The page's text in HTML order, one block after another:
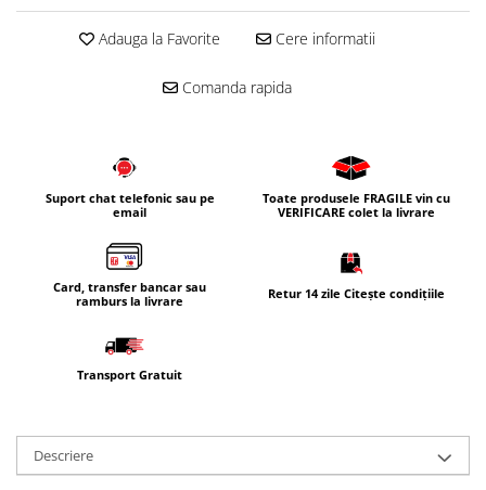
Corpuri iluminat
Dulapuri de baie
Rafturi incastrate
Accesorii pentru mobila
Baterii baie
Baterii lavoar
Baterii dus
Baterii bideu si dus igienic
Cazi baie
Adauga la Favorite Cere informatii
Comanda rapida
Suport chat telefonic sau pe
email
Toate produsele FRAGILE vin cu
VERIFICARE colet la livrare
Card, transfer bancar sau
ramburs la livrare
Retur 14 zile Citește condițiile
Transport Gratuit
Descriere